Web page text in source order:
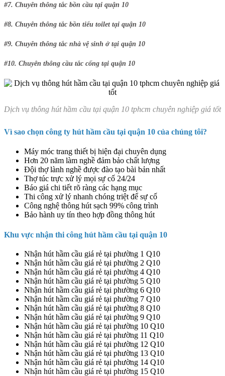
#7. Chuyên thông tắc bồn cầu tại quận 10
#8. Chuyên thông tắc bồn tiểu toilet tại quận 10
#9. Chuyên thông tắc nhà vệ sinh ở tại quận 10
#10. Chuyên thông cầu tắc cống tại quận 10
Dịch vụ thông hút hầm cầu tại quận 10 tphcm chuyên nghiệp giá tốt
Vì sao chọn công ty hút hầm cầu tại quận 10 của chúng tôi?
Máy móc trang thiết bị hiện đại chuyên dụng
Hơn 20 năm làm nghề đảm bảo chất lượng
Đội thợ lành nghề được đào tạo bài bản nhất
Thợ túc trực xử lý mọi sự cố 24/24
Báo giá chi tiết rõ ràng các hạng mục
Thi công xử lý nhanh chóng triệt để sự cố
Công nghệ thông hút sạch 99% công trình
Bảo hành uy tín theo hợp đồng thông hút
Khu vực nhận thi công hút hầm cầu tại quận 10
Nhận hút hầm cầu giá rẻ tại phường 1 Q10
Nhận hút hầm cầu giá rẻ tại phường 2 Q10
Nhận hút hầm cầu giá rẻ tại phường 4 Q10
Nhận hút hầm cầu giá rẻ tại phường 5 Q10
Nhận hút hầm cầu giá rẻ tại phường 6 Q10
Nhận hút hầm cầu giá rẻ tại phường 7 Q10
Nhận hút hầm cầu giá rẻ tại phường 8 Q10
Nhận hút hầm cầu giá rẻ tại phường 9 Q10
Nhận hút hầm cầu giá rẻ tại phường 10 Q10
Nhận hút hầm cầu giá rẻ tại phường 11 Q10
Nhận hút hầm cầu giá rẻ tại phường 12 Q10
Nhận hút hầm cầu giá rẻ tại phường 13 Q10
Nhận hút hầm cầu giá rẻ tại phường 14 Q10
Nhận hút hầm cầu giá rẻ tại phường 15 Q10